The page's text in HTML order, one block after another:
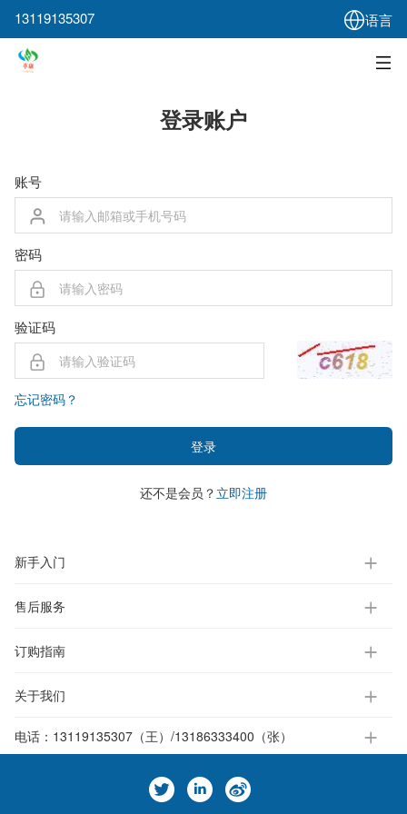
13119135307 语言
登录账户
账号
密码
验证码
忘记密码？
登录
还不是会员？ 立即注册
新手入门
售后服务
订购指南
关于我们
电话： 13119135307（王）/13186333400（张）